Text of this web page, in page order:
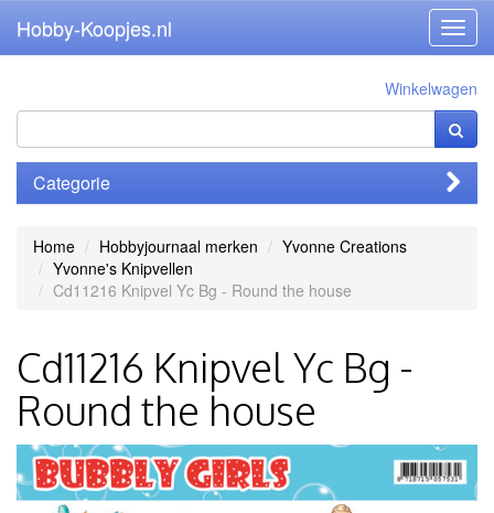
Hobby-Koopjes.nl
Winkelwagen
Categorie
Home Hobbyjournaal merken
Yvonne Creations
Yvonne's Knipvellen
Cd11216 Knipvel Yc Bg - Round the house
Cd11216 Knipvel Yc Bg -
Round the house